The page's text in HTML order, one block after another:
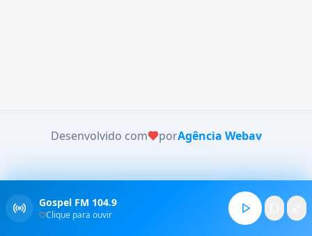
Desenvolvido com porAgência Webav
Gospel FM 104.9
Clique para ouvir